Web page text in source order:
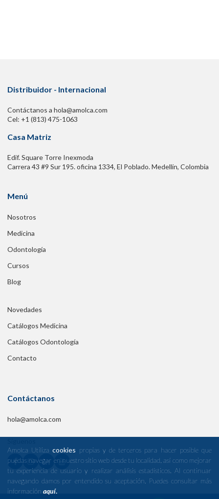
Distribuidor - Internacional
Contáctanos a hola@amolca.com
Cel: +1 (813) 475-1063
Casa Matriz
Edif. Square Torre Inexmoda
Carrera 43 #9 Sur 195. oficina 1334, El Poblado. Medellín, Colombia
Menú
Nosotros
Medicina
Odontología
Cursos
Blog
Novedades
Catálogos Medicina
Catálogos Odontología
Contacto
Contáctanos
hola@amolca.com
Amolca Utilizacookies propias y de terceros para hacer posible que
puedas navegar en nuestro sitio web desde tu localidad, así como mejorar
tu experiencia de usuario y realizar análisis estadísticos. Al continuar
navegando damos por entendido su aceptación. Puedes consultar más
información aquí.